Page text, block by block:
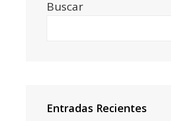
Buscar
Entradas Recientes